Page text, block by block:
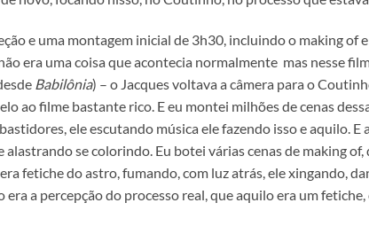
e uma montagem inicial de 3h30, incluindo o making of
era uma coisa que acontecia normalmente mas nesse
Babilônia) – o Jacques voltava a câmera para o
ao filme bastante rico. E eu montei milhões de cenas
ele escutando música ele fazendo isso e aquilo.
alastrando se colorindo. Eu botei várias cenas de making
fetiche do astro, fumando, com luz atrás, ele xingando,
era a percepção do processo real, que aquilo era um